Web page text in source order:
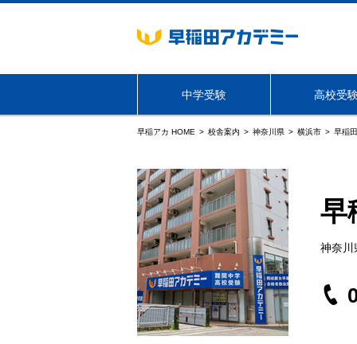
中学受験
学年・コース NN志望校別コース
高校受
東京
学年・コース 必勝志望校別コース
早稲アカ HOME 校舎案内 神奈川県 横浜市 早稲
早
神奈川